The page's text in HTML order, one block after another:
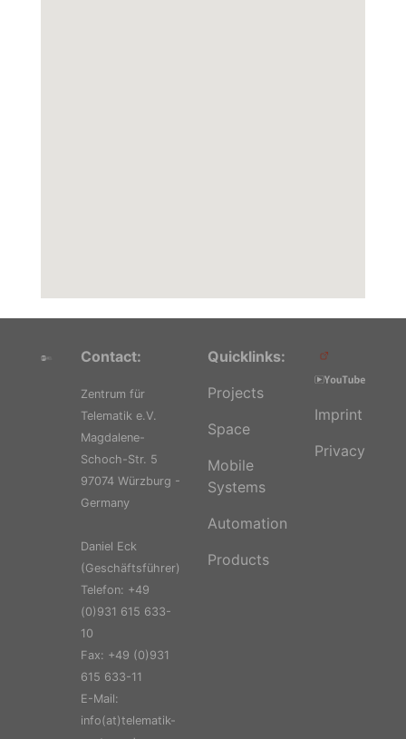
Contact:
Zentrum für
Telematik e.V.
Magdalene-
Schoch-Str. 5
97074 Würzburg -
Germany
Daniel Eck
(Geschäftsführer)
Telefon: +49
(0)931 615 633-
10
Fax: +49 (0)931
615 633-11
E-Mail:
info(at)telematik-
Quicklinks:
Projects
Space
Mobile
Systems
Automation
Products
Imprint
Privacy